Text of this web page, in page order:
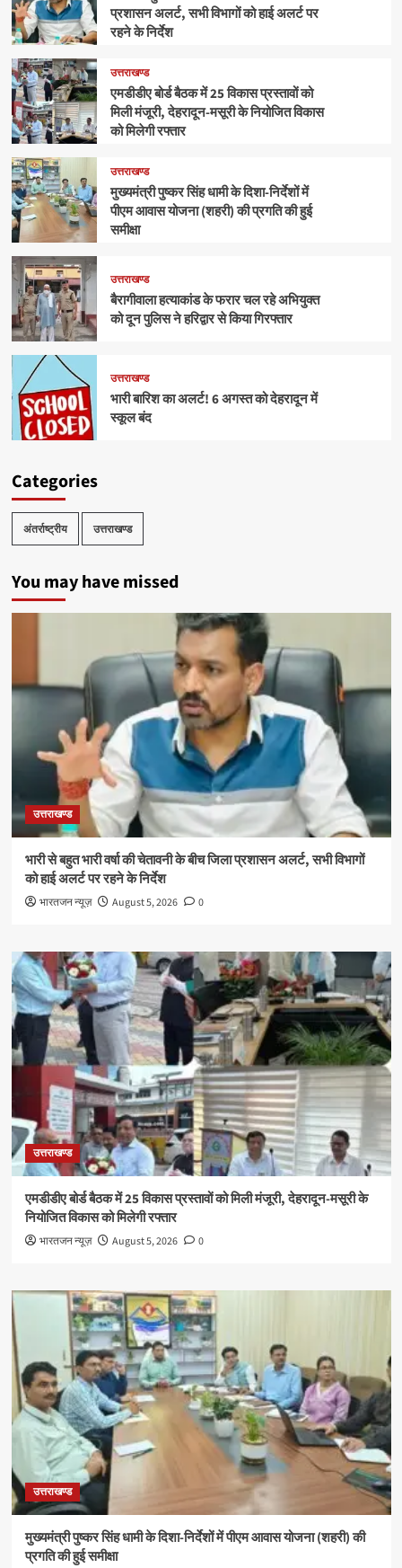
प्रशासन अलर्ट, सभी विभागों को हाई अलर्ट पर
रहने के निर्देश
उत्तराखण्ड
एमडीडीए बोर्ड बैठक में 25 विकास प्रस्तावों को
मिली मंजूरी, देहरादून-मसूरी के नियोजित विकास
को मिलेगी रफ्तार
उत्तराखण्ड
मुख्यमंत्री पुष्कर सिंह धामी के दिशा-निर्देशों में
पीएम आवास योजना (शहरी) की प्रगति की हुई
समीक्षा
उत्तराखण्ड
बैरागीवाला हत्याकांड के फरार चल रहे अभियुक्त
को दून पुलिस ने हरिद्वार से किया गिरफ्तार
उत्तराखण्ड
भारी बारिश का अलर्ट! 6 अगस्त को देहरादून में
स्कूल बंद
Categories
अंतर्राष्ट्रीय उत्तराखण्ड
You may have missed
उत्तराखण्ड
भारी से बहुत भारी वर्षा की चेतावनी के बीच जिला प्रशासन अलर्ट, सभी विभागों
को हाई अलर्ट पर रहने के निर्देश
भारतजन न्यूज़ August 5, 2026 0
उत्तराखण्ड
एमडीडीए बोर्ड बैठक में 25 विकास प्रस्तावों को मिली मंजूरी, देहरादून-मसूरी के
नियोजित विकास को मिलेगी रफ्तार
भारतजन न्यूज़ August 5, 2026 0
उत्तराखण्ड
मुख्यमंत्री पुष्कर सिंह धामी के दिशा-निर्देशों में पीएम आवास योजना (शहरी) की
प्रगति की हुई समीक्षा